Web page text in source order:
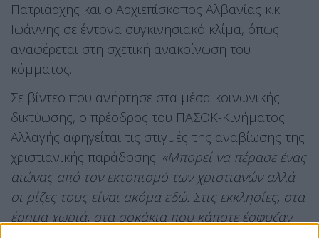
Πατριάρχης και ο Αρχιεπίσκοπος Αλβανίας κ.κ.
Ιωάννης σε έντονα συγκινησιακό κλίμα, όπως
αναφέρεται στη σχετική ανακοίνωση του
κόμματος.
Σε βίντεο που ανήρτησε στα μέσα κοινωνικής
δικτύωσης, ο πρέοδρος του ΠΑΣΟΚ-Κινήματος
Αλλαγής αφηγείται τις στιγμές της αναβίωσης της
χριστιανικής παράδοσης. «Μπορεί να πέρασε ένας
αιώνας από τον εκτοπισμό των χριστιανών αλλά
οι ρίζες τους είναι ακόμα εδώ. Στις εκκλησίες, στα
έρημα χωριά, στα σοκάκια που κάποτε έσφυζαν